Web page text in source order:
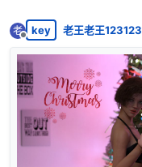
老
离线
key 老王老王123123